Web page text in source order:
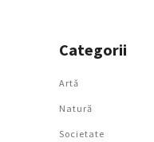
Categorii
Artǎ
Natură
Societate